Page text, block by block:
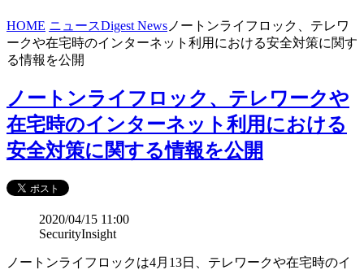
HOME ニュースDigest News ノートンライフロック、テレワ
ークや在宅時のインターネット利用における安全対策に関す
る情報を公開
ノートンライフロック、テレワークや
在宅時のインターネット利用における
安全対策に関する情報を公開
2020/04/15 11:00
SecurityInsight
ノートンライフロックは4月13日、テレワークや在宅時のイ